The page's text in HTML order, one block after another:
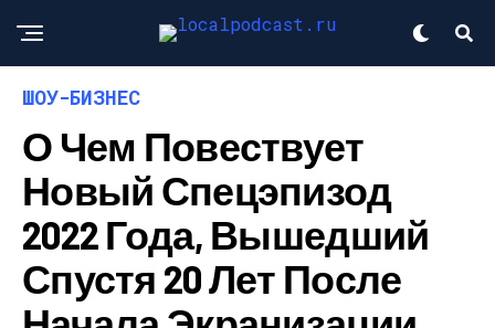
ШОУ-БИЗНЕС
О Чем Повествует
Новый Спецэпизод
2022 Года, Вышедший
Спустя 20 Лет После